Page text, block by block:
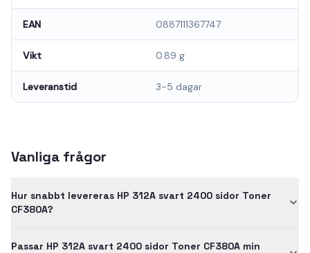
EAN 0887111367747
Vikt 0.89 g
Leveranstid 3-5 dagar
Vanliga frågor
Hur snabbt levereras HP 312A svart 2400 sidor Toner
CF380A?
Passar HP 312A svart 2400 sidor Toner CF380A min